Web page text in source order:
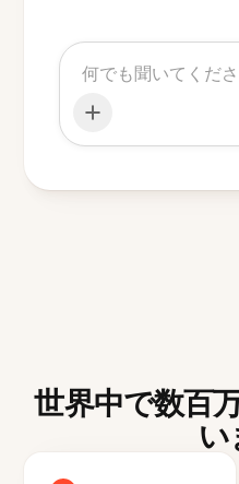
世界中で数百
い